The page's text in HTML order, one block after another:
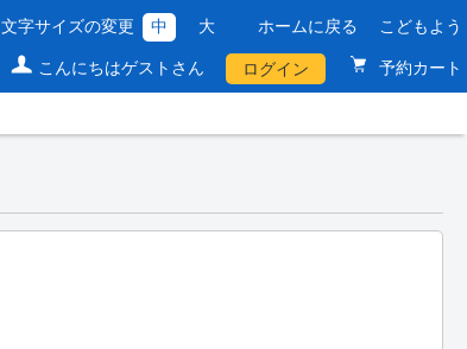
文字サイズの変更 中 大 ホームに戻る こどもよう
こんにちはゲストさん ログイン 予約カート